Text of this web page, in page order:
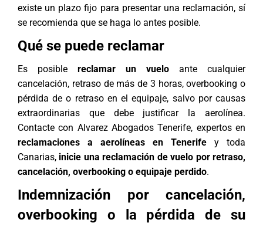
existe un plazo fijo para presentar una reclamación, sí
se recomienda que se haga lo antes posible.
Qué se puede reclamar
Es posible reclamar un vuelo ante cualquier
cancelación, retraso de más de 3 horas, overbooking o
pérdida de o retraso en el equipaje, salvo por causas
extraordinarias que debe justificar la aerolínea.
Contacte con Alvarez Abogados Tenerife, expertos en
reclamaciones a aerolíneas en Tenerife y toda
Canarias, inicie una reclamación de vuelo por retraso,
cancelación, overbooking o equipaje perdido.
Indemnización por cancelación,
overbooking o la pérdida de su